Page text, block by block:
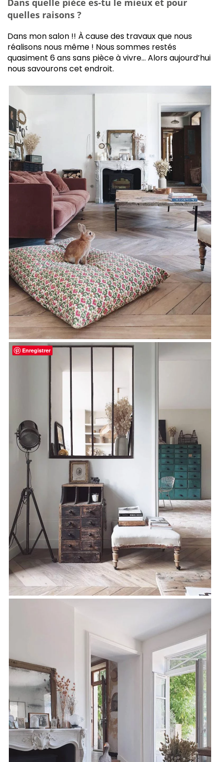
Dans quelle pièce es-tu le mieux et pour
quelles raisons ?
Dans mon salon !! À cause des travaux que nous
réalisons nous même ! Nous sommes restés
quasiment 6 ans sans pièce à vivre… Alors aujourd’hui
nous savourons cet endroit.
Enregistrer